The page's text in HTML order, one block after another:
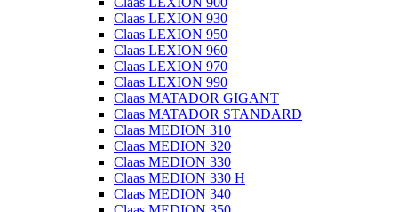
Claas LEXION 930
Claas LEXION 950
Claas LEXION 960
Claas LEXION 970
Claas LEXION 990
Claas MATADOR GIGANT
Claas MATADOR STANDARD
Claas MEDION 310
Claas MEDION 320
Claas MEDION 330
Claas MEDION 330 H
Claas MEDION 340